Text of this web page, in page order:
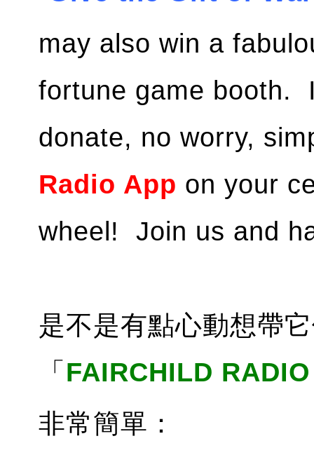
may also win a
fortune game booth.
donate, no worry,
Radio App on your
wheel! Join us and
是不是有點心動想帶
「 FAIRCHILD
非常簡單：